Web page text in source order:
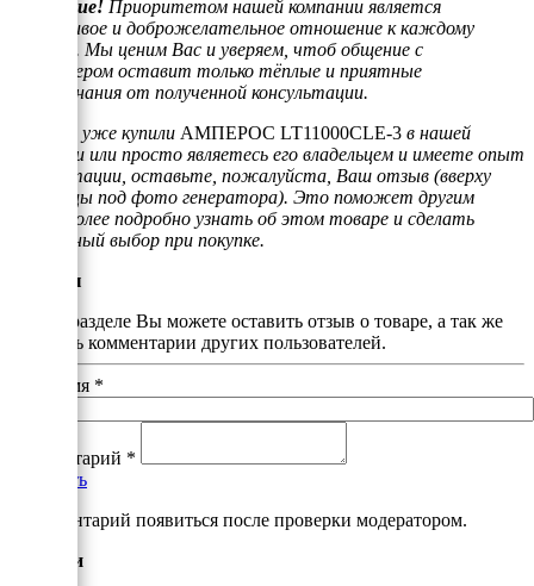
Внимание! Приоритетом нашей компании является
отзывчивое и доброжелательное отношение к каждому
клиенту. Мы ценим Вас и уверяем, чтоб общение с
менеджером оставит только тёплые и приятные
воспоминания от полученной консультации.
Если Вы уже купили АМПЕРОС LT11000CLE-3 в нашей
компании или просто являетесь его владельцем и имеете опыт
эксплуатации, оставьте, пожалуйста, Ваш отзыв (вверху
страницы под фото генератора). Это поможет другим
людям более подробно узнать об этом товаре и сделать
правильный выбор при покупке.
Отзывы
В этом разделе Вы можете оставить отзыв о товаре, а так же
почитать комментарии других пользователей.
Ваше имя *
Комментарий *
Добавить
*Комментарий появиться после проверки модератором.
Аналоги